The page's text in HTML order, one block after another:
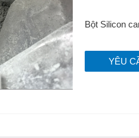
Bột Silicon
YÊU